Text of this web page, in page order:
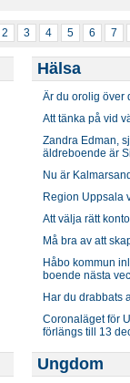
2 3 4 5 6 7
Hälsa
Är du orolig över
Att tänka på vid
Zandra Edman,
äldreboende är
Nu är
Region Uppsala
Att välja rätt
Må bra av att
Håbo kommun
boende nästa
Har du drabbats
Coronaläget för
förlängs till 13
Ungdom